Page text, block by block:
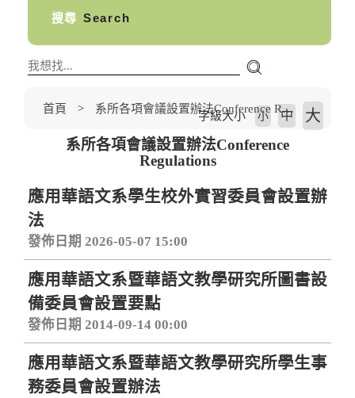
搜尋 Search
首頁 系所各項會議設置辦法Conference Regulations
字級大小 小 中 大
系所各項會議設置辦法Conference
Regulations
應用華語文系學生校外實習委員會設置辦
法
發佈日期 2026-05-07 15:00
應用華語文系暨華語文教學研究所圖書設
備委員會設置要點
發佈日期 2014-09-14 00:00
應用華語文系暨華語文教學研究所學生事
務委員會設置辦法